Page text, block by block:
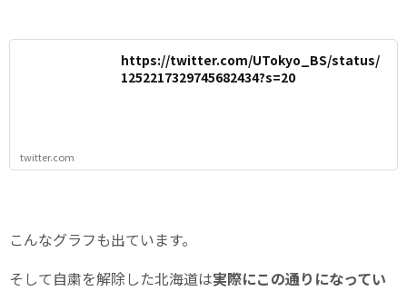
https://twitter.com/UTokyo_BS/status/
1252217329745682434?s=20
twitter.com
こんなグラフも出ています。
そして自粛を解除した北海道は実際にこの通りになってい